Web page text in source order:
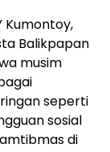
Kumontoy,
Balikpapan
musim
seperti
sosial
di